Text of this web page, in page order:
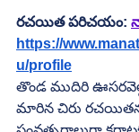
రచయిత పరిచయం:
https://
u/profile
తొండ ముదిరి
మారిన చిరు రచయితను